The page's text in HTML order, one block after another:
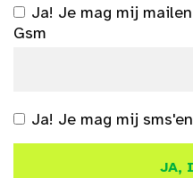
Ja! Je mag mij mailen
Gsm
Ja! Je mag mij sms'en